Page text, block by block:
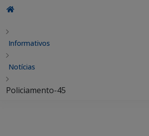
Informativos
Notícias
Policiamento-45